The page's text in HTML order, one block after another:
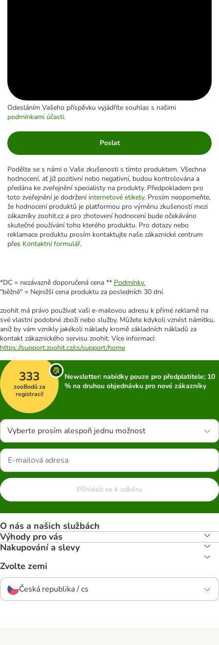
Odesláním Vašeho příspěvku vyjádříte souhlas s našimi
podmínkami účasti.
Poslat
Podělte se s námi o Vaše zkušenosti s tímto produktem. Všechna
hodnocení, ať již pozitivní nebo negativní, budou kontrolována a
předána ke zveřejnění specialisty na produkty. Předpokladem pro
toto zveřejnění je dodržení internetové etikety. Prosím neopomeňte,
že hodnocení produktů je platformou pro výměnu zkušeností mezi
zákazníky zoohit.cz a pro zhotovení hodnocení bude očekáváno
skutečné používání toho kterého produktu. Pro dotazy nebo
reklamace produktu prosím kontaktujte naše zákaznické centrum
přes Kontaktní formulář.
*DC = nezávazně doporučená cena ** Podmínky.
"běžně" = Nejnižší cena produktu za posledních 30 dní.
zoohit má právo používat vaši e-mailovou adresu k přímé reklamě na
své vlastní podobné zboží nebo služby. Můžete kdykoli vznést námitku,
aniž by vám vznikly jakékoli náklady kromě základních nákladů za
kontakt zákaznického servisu zoohit. Více informací:
https://support.zoohit.cz/cs/support/home
333
zooBodů za
registraci!
Newsletter: nabídky pouze pro předplatitele; 10
% na druhou objednávku pro nové zákazníky
Vyberte prosím alespoň jednu možnost
Přihlásit se k odběru
O nás a našich službách
Výhody pro vás
Nakupování a slevy
Zvolte zemi
Česká republika / cs